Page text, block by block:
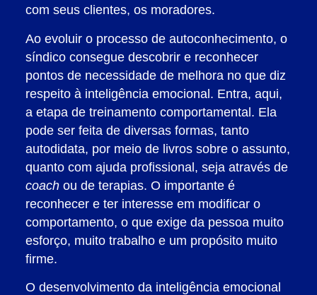
com seus clientes, os moradores.
Ao evoluir o processo de autoconhecimento, o
síndico consegue descobrir e reconhecer
pontos de necessidade de melhora no que diz
respeito à inteligência emocional. Entra, aqui,
a etapa de treinamento comportamental. Ela
pode ser feita de diversas formas, tanto
autodidata, por meio de livros sobre o assunto,
quanto com ajuda profissional, seja através de
coachou de terapias. O importante é
reconhecer e ter interesse em modificar o
comportamento, o que exige da pessoa muito
esforço, muito trabalho e um propósito muito
firme.
O desenvolvimento da inteligência emocional